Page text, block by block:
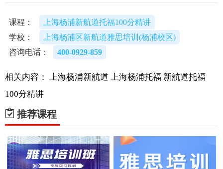
课程：
上海杨浦新航道托福100分精讲
学校：
上海杨浦区新航道雅思培训(杨浦校区)
咨询电话：
400-0929-859
相关内容： 上海杨浦新航道 上海杨浦托福 新航道托福
100分精讲
推荐课程